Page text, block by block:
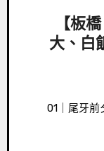
【板
大、白
01｜尾牙前夕，我跟小Penny都還沒有完全「定